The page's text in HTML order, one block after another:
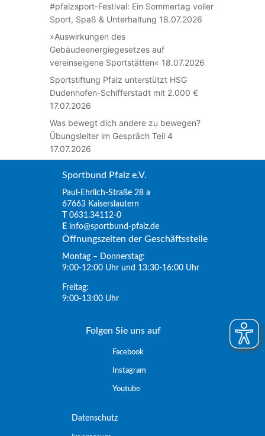
#pfalzsport-Festival: Ein Sommertag voller
Sport, Spaß & Unterhaltung 18.07.2026
»Auswirkungen des
Gebäudeenergiegesetzes auf
vereinseigene Sportstätten« 18.07.2026
Sportstiftung Pfalz unterstützt HSG
Dudenhofen-Schifferstadt mit 2.000 €
17.07.2026
Was bewegt dich andere zu bewegen?
Übungsleiter im Gespräch Teil 4
17.07.2026
Sportbund Pfalz e.V.
Paul-Ehrlich-Straße 28 a
67663 Kaiserslautern
T0631.34112-0
E info@sportbund-pfalz.de
Öffnungszeiten der Geschäftsstelle
Montag – Donnerstag:
9:00-12:00 Uhr und 13:30-16:00 Uhr
Freitag:
9:00-13:00 Uhr
Folgen Sie uns auf
Facebook
Instagram
Youtube
Datenschutz